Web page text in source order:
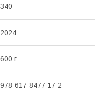
340
2024
600 г
978-617-8477-17-2